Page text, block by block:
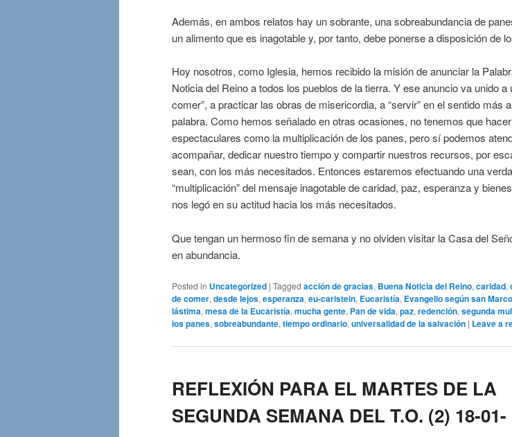
Además, en ambos relatos hay un sobrante, una sobreabundancia de
un alimento que es inagotable y, por tanto, debe ponerse a disposición de
Hoy nosotros, como Iglesia, hemos recibido la misión de anunciar la
Noticia del Reino a todos los pueblos de la tierra. Y ese anuncio va unido a
comer”, a practicar las obras de misericordia, a “servir” en el sentido más
palabra. Como hemos señalado en otras ocasiones, no tenemos que
espectaculares como la multiplicación de los panes, pero sí podemos
acompañar, dedicar nuestro tiempo y compartir nuestros recursos, por
sean, con los más necesitados. Entonces estaremos efectuando una
“multiplicación” del mensaje inagotable de caridad, paz, esperanza y
nos legó en su actitud hacia los más necesitados.
Que tengan un hermoso fin de semana y no olviden visitar la Casa del
en abundancia.
Posted in Uncategorized | Tagged acción de gracias, Buena Noticia del Reino, caridad,
de comer, desde lejos, esperanza, eu-caristein, Eucaristía, Evangelio según san
lástima, mesa de la Eucaristía, mucha gente, Pan de vida, paz, redención, segunda
los panes, sobreabundante, tiempo ordinario, universalidad de la salvación | Leave a
REFLEXIÓN PARA EL MARTES DE LA
SEGUNDA SEMANA DEL T.O. (2) 18-01-